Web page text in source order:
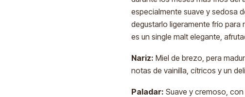
especialmente suave y sedosa
degustarlo ligeramente frío para
es un single malt elegante,
Nariz: Miel de brezo, pera
notas de vainilla, cítricos y un
Paladar: Suave y cremoso,